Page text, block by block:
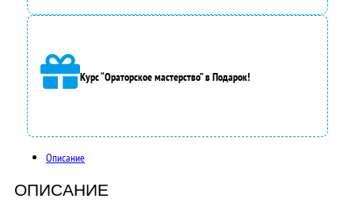
0
0
,
0
0
₽
.
Курс “Ораторское мастерство” в Подарок!
Описание
ОПИСАНИЕ